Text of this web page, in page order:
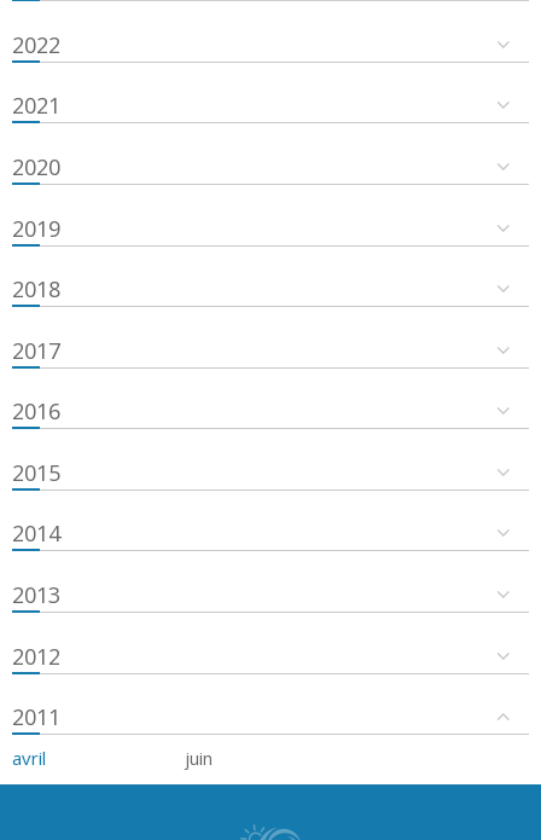
2022
2021
2020
2019
2018
2017
2016
2015
2014
2013
2012
2011
avril juin